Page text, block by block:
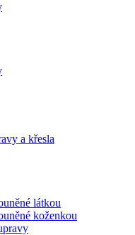
a křesla
látkou
koženkou